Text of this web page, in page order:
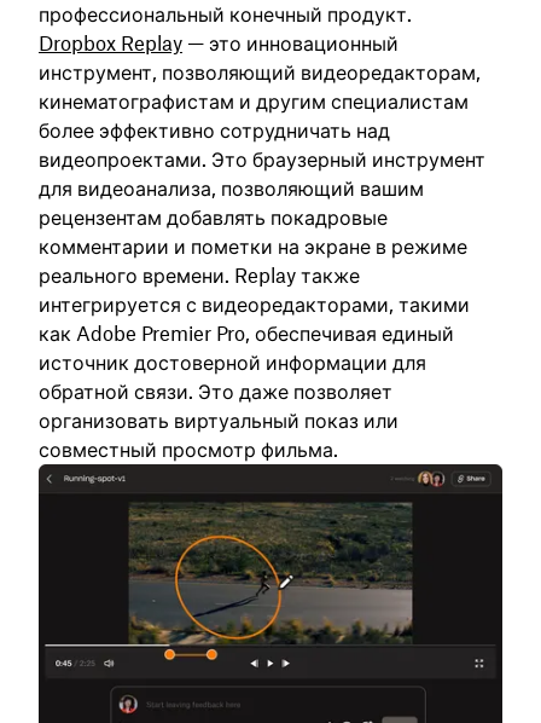
профессиональный конечный продукт.
Dropbox Replay — это инновационный
инструмент, позволяющий видеоредакторам,
кинематографистам и другим специалистам
более эффективно сотрудничать над
видеопроектами. Это браузерный инструмент
для видеоанализа, позволяющий вашим
рецензентам добавлять покадровые
комментарии и пометки на экране в режиме
реального времени. Replay также
интегрируется с видеоредакторами, такими
как Adobe Premier Pro, обеспечивая единый
источник достоверной информации для
обратной связи. Это даже позволяет
организовать виртуальный показ или
совместный просмотр фильма.